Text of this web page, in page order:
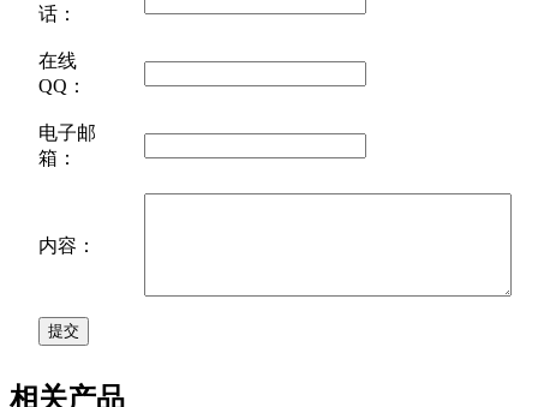
话：
在线
QQ：
电子邮
箱：
内容：
相关产品